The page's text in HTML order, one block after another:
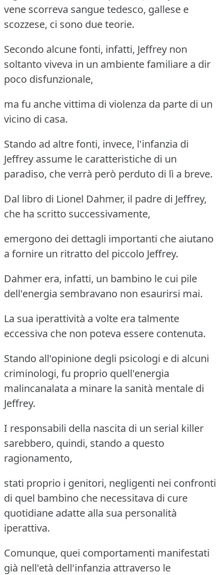
vene scorreva sangue tedesco, gallese e
scozzese, ci sono due teorie.
Secondo alcune fonti, infatti, Jeffrey non
soltanto viveva in un ambiente familiare a dir
poco disfunzionale,
ma fu anche vittima di violenza da parte di un
vicino di casa.
Stando ad altre fonti, invece, l'infanzia di
Jeffrey assume le caratteristiche di un
paradiso, che verrà però perduto di lì a breve.
Dal libro di Lionel Dahmer, il padre di Jeffrey,
che ha scritto successivamente,
emergono dei dettagli importanti che aiutano
a fornire un ritratto del piccolo Jeffrey.
Dahmer era, infatti, un bambino le cui pile
dell'energia sembravano non esaurirsi mai.
La sua iperattività a volte era talmente
eccessiva che non poteva essere contenuta.
Stando all'opinione degli psicologi e di alcuni
criminologi, fu proprio quell'energia
malincanalata a minare la sanità mentale di
Jeffrey.
I responsabili della nascita di un serial killer
sarebbero, quindi, stando a questo
ragionamento,
stati proprio i genitori, negligenti nei confronti
di quel bambino che necessitava di cure
quotidiane adatte alla sua personalità
iperattiva.
Comunque, quei comportamenti manifestati
già nell'età dell'infanzia attraverso le